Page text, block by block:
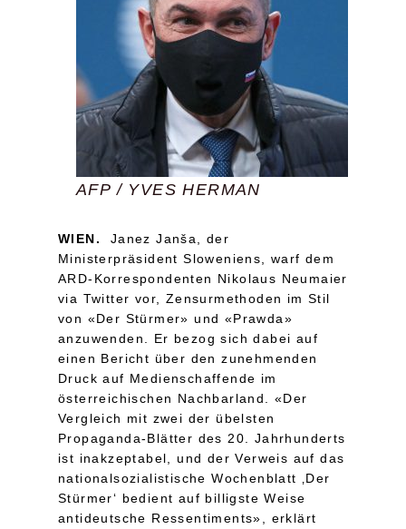
AFP / YVES HERMAN
WIEN. Janez Janša, der
Ministerpräsident Sloweniens, warf dem
ARD-Korrespondenten Nikolaus Neumaier
via Twitter vor, Zensurmethoden im Stil
von «Der Stürmer» und «Prawda»
anzuwenden. Er bezog sich dabei auf
einen Bericht über den zunehmenden
Druck auf Medienschaffende im
österreichischen Nachbarland. «Der
Vergleich mit zwei der übelsten
Propaganda-Blätter des 20. Jahrhunderts
ist inakzeptabel, und der Verweis auf das
nationalsozialistische Wochenblatt ‚Der
Stürmer‘ bedient auf billigste Weise
antideutsche Ressentiments», erklärt